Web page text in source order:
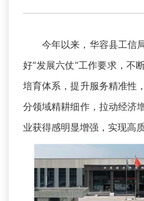
今年以来，华容县工信
好“发展六仗”工作要求，不
培育体系，提升服务精准性
分领域精耕细作，拉动经济
业获得感明显增强，实现高